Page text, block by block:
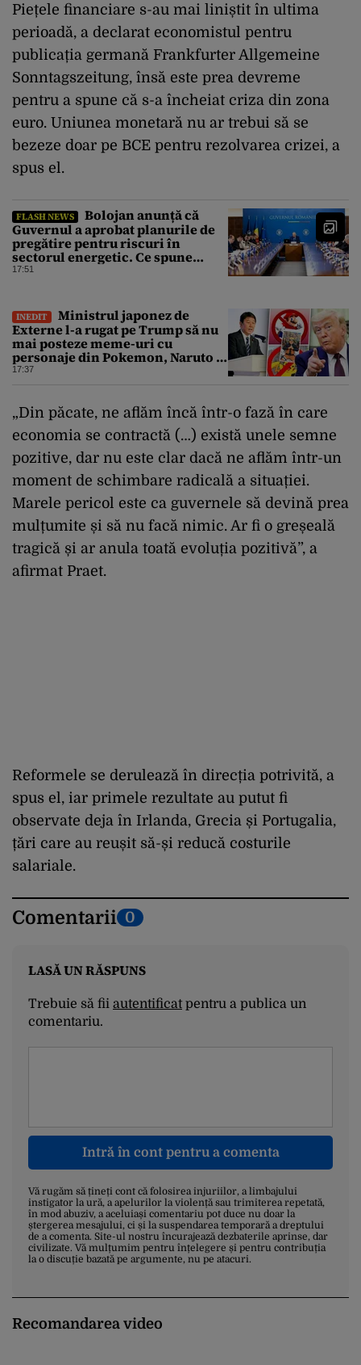
Piețele financiare s-au mai liniștit în ultima
perioadă, a declarat economistul pentru
publicația germană Frankfurter Allgemeine
Sonntagszeitung, însă este prea devreme
pentru a spune că s-a încheiat criza din zona
euro. Uniunea monetară nu ar trebui să se
bezeze doar pe BCE pentru rezolvarea crizei, a
spus el.
FLASH NEWS
Bolojan anunță că
Guvernul a aprobat planurile de
pregătire pentru riscuri în
sectorul energetic. Ce spune
premierul despre consumul
17:51
INEDIT
Ministrul japonez de
Externe l-a rugat pe Trump să nu
mai posteze meme-uri cu
personaje din Pokemon, Naruto și
Mario pe platformele social-
17:37
„Din păcate, ne aflăm încă într-o fază în care
economia se contractă (…) există unele semne
pozitive, dar nu este clar dacă ne aflăm într-un
moment de schimbare radicală a situației.
Marele pericol este ca guvernele să devină prea
mulțumite și să nu facă nimic. Ar fi o greșeală
tragică și ar anula toată evoluția pozitivă”, a
afirmat Praet.
Reformele se derulează în direcția potrivită, a
spus el, iar primele rezultate au putut fi
observate deja în Irlanda, Grecia și Portugalia,
țări care au reușit să-și reducă costurile
salariale.
Comentarii 0
LASĂ UN RĂSPUNS
Trebuie să fii autentificatpentru a publica un
comentariu.
Intră în cont pentru a comenta
Vă rugăm să țineți cont că folosirea injuriilor, a limbajului
instigator la ură, a apelurilor la violență sau trimiterea repetată,
în mod abuziv, a aceluiași comentariu pot duce nu doar la
ștergerea mesajului, ci și la suspendarea temporară a dreptului
de a comenta. Site-ul nostru încurajează dezbaterile aprinse, dar
civilizate. Vă mulțumim pentru înțelegere și pentru contribuția
la o discuție bazată pe argumente, nu pe atacuri.
Recomandarea video